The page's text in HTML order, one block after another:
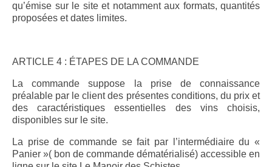
qu’émise sur le site et notamment aux formats, quantités
proposées et dates limites.
ARTICLE 4 : ÉTAPES DE LA COMMANDE
La commande suppose la prise de connaissance
préalable par le client des présentes conditions, du prix et
des caractéristiques essentielles des vins choisis,
disponibles sur le site.
La prise de commande se fait par l’intermédiaire du «
Panier »( bon de commande dématérialisé) accessible en